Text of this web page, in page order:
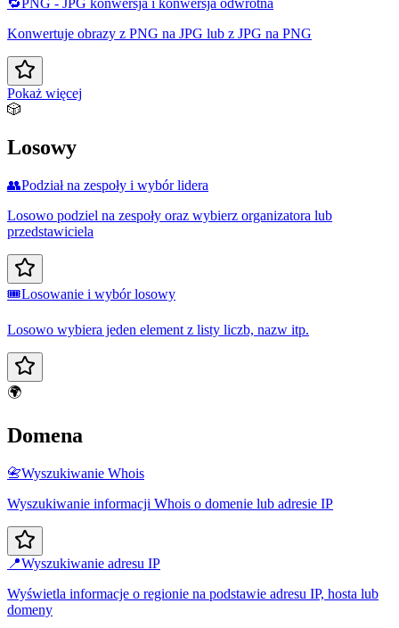
🔁 PNG - JPG konwersja i konwersja odwrotna
Konwertuje obrazy z PNG na JPG lub z JPG na PNG
Pokaż więcej
🎲
Losowy
👥Podział na zespoły i wybór lidera
Losowo podziel na zespoły oraz wybierz organizatora lub
przedstawiciela
🎟️Losowanie i wybór losowy
Losowo wybiera jeden element z listy liczb, nazw itp.
🌍
Domena
📇Wyszukiwanie Whois
Wyszukiwanie informacji Whois o domenie lub adresie IP
📍Wyszukiwanie adresu IP
Wyświetla informacje o regionie na podstawie adresu IP, hosta lub
domeny